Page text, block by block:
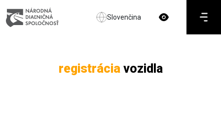
Slovenčina
registráciavozidla